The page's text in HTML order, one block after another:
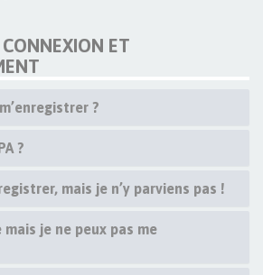
ET
?
?
mais je n’y parviens pas !
je ne peux pas me